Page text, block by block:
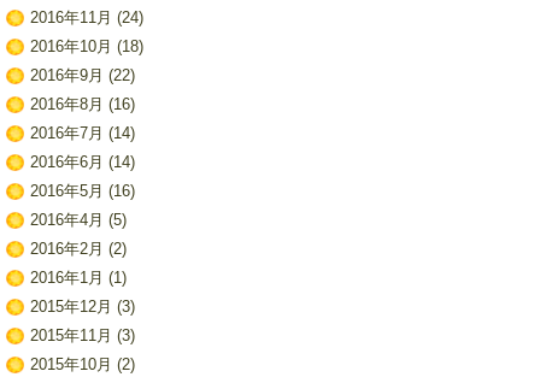
2016年11月 (24)
2016年10月 (18)
2016年9月 (22)
2016年8月 (16)
2016年7月 (14)
2016年6月 (14)
2016年5月 (16)
2016年4月 (5)
2016年2月 (2)
2016年1月 (1)
2015年12月 (3)
2015年11月 (3)
2015年10月 (2)